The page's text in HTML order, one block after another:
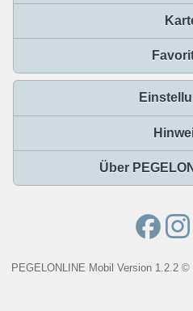
Über
PEGELONLINE Mobil Version 1.2.2 ©